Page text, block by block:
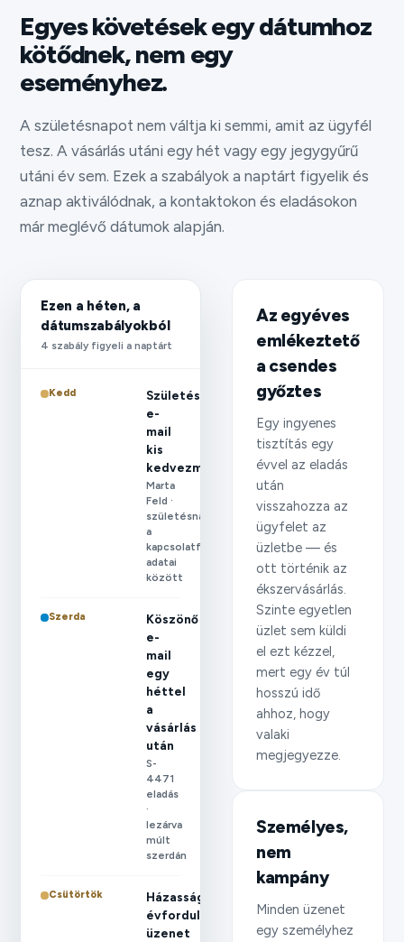
Egyes követések egy dátumhoz
kötődnek, nem egy
eseményhez.
A születésnapot nem váltja ki semmi, amit az ügyfél
tesz. A vásárlás utáni egy hét vagy egy jegygyűrű
utáni év sem. Ezek a szabályok a naptárt figyelik és
aznap aktiválódnak, a kontaktokon és eladásokon
már meglévő dátumok alapján.
Ezen a héten, a
dátumszabályokból
4 szabály figyeli a naptárt
Kedd
Születésnapi
e-
mail
kis
kedvezménnyel
Marta
Feld ·
születésnap
a
kapcsolatfelvételi
adatai
között
Szerda
Köszönő
e-
mail
egy
héttel
a
vásárlás
után
S-
4471
eladás
·
lezárva
múlt
szerdán
Csütörtök
Házassági
évforduló
üzenet
Az egyéves
emlékeztető
a csendes
győztes
Egy ingyenes
tisztítás egy
évvel az eladás
után
visszahozza az
ügyfelet az
üzletbe — és
ott történik az
ékszervásárlás.
Szinte egyetlen
üzlet sem küldi
el ezt kézzel,
mert egy év túl
hosszú idő
ahhoz, hogy
valaki
megjegyezze.
Személyes,
nem
kampány
Minden üzenet
egy személyhez